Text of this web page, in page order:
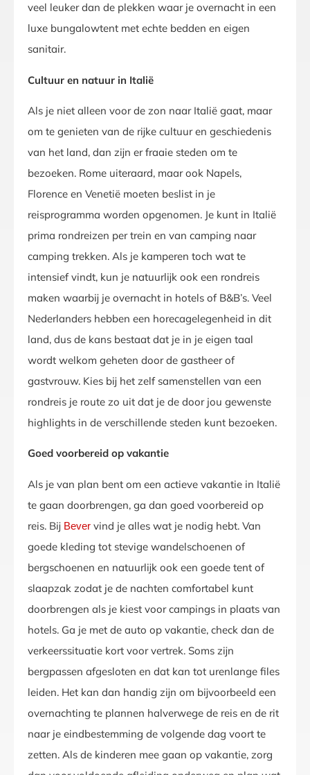
veel leuker dan de plekken waar je overnacht in een
luxe bungalowtent met echte bedden en eigen
sanitair.
Cultuur en natuur in Italië
Als je niet alleen voor de zon naar Italië gaat, maar
om te genieten van de rijke cultuur en geschiedenis
van het land, dan zijn er fraaie steden om te
bezoeken. Rome uiteraard, maar ook Napels,
Florence en Venetië moeten beslist in je
reisprogramma worden opgenomen. Je kunt in Italië
prima rondreizen per trein en van camping naar
camping trekken. Als je kamperen toch wat te
intensief vindt, kun je natuurlijk ook een rondreis
maken waarbij je overnacht in hotels of B&B’s. Veel
Nederlanders hebben een horecagelegenheid in dit
land, dus de kans bestaat dat je in je eigen taal
wordt welkom geheten door de gastheer of
gastvrouw. Kies bij het zelf samenstellen van een
rondreis je route zo uit dat je de door jou gewenste
highlights in de verschillende steden kunt bezoeken.
Goed voorbereid op vakantie
Als je van plan bent om een actieve vakantie in Italië
te gaan doorbrengen, ga dan goed voorbereid op
reis. Bij Bever vind je alles wat je nodig hebt. Van
goede kleding tot stevige wandelschoenen of
bergschoenen en natuurlijk ook een goede tent of
slaapzak zodat je de nachten comfortabel kunt
doorbrengen als je kiest voor campings in plaats van
hotels. Ga je met de auto op vakantie, check dan de
verkeerssituatie kort voor vertrek. Soms zijn
bergpassen afgesloten en dat kan tot urenlange files
leiden. Het kan dan handig zijn om bijvoorbeeld een
overnachting te plannen halverwege de reis en de rit
naar je eindbestemming de volgende dag voort te
zetten. Als de kinderen mee gaan op vakantie, zorg